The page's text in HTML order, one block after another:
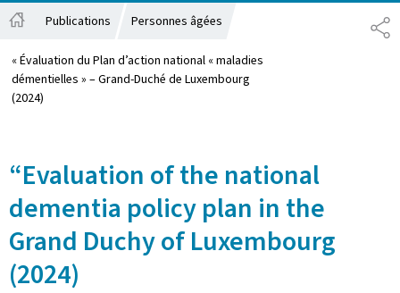
Publications Personnes âgées
« Évaluation du Plan d’action national « maladies
démentielles » – Grand-Duché de Luxembourg
(2024)
“Evaluation of the national
dementia policy plan in the
Grand Duchy of Luxembourg
(2024)